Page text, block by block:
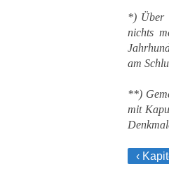
*) Über
nichts
am
**)
mit
‹